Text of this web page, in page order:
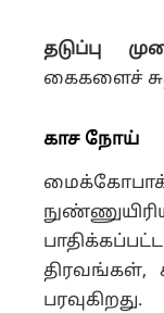
தடுப்பு
கைகளைச்
காச நோய்
திரவங்கள்,